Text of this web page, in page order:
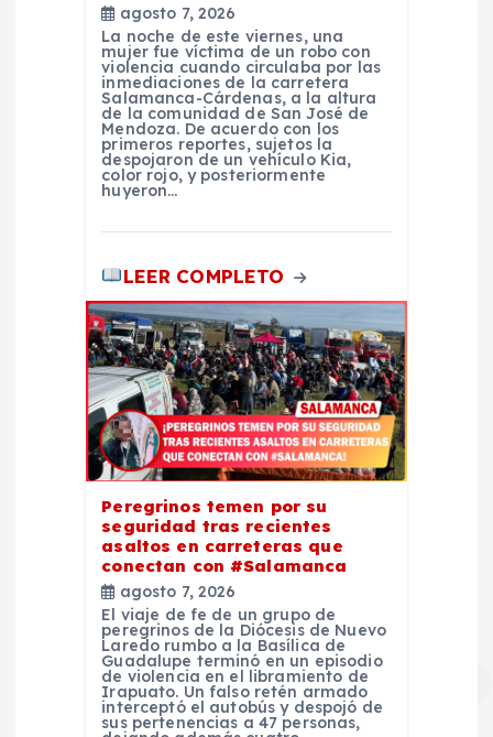
agosto 7, 2026
La noche de este viernes, una
mujer fue víctima de un robo con
violencia cuando circulaba por las
inmediaciones de la carretera
Salamanca-Cárdenas, a la altura
de la comunidad de San José de
Mendoza. De acuerdo con los
primeros reportes, sujetos la
despojaron de un vehículo Kia,
color rojo, y posteriormente
huyeron…
LEER COMPLETO
Peregrinos temen por su
seguridad tras recientes
asaltos en carreteras que
conectan con #Salamanca
agosto 7, 2026
El viaje de fe de un grupo de
peregrinos de la Diócesis de Nuevo
Laredo rumbo a la Basílica de
Guadalupe terminó en un episodio
de violencia en el libramiento de
Irapuato. Un falso retén armado
interceptó el autobús y despojó de
sus pertenencias a 47 personas,